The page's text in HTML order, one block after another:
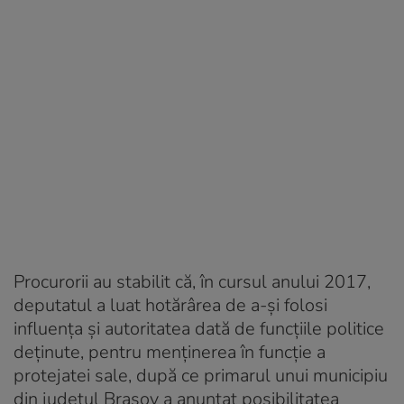
Procurorii au stabilit că, în cursul anului 2017,
deputatul a luat hotărârea de a-și folosi
influența și autoritatea dată de funcțiile politice
deținute, pentru menținerea în funcție a
protejatei sale, după ce primarul unui municipiu
din județul Brașov a anunțat posibilitatea